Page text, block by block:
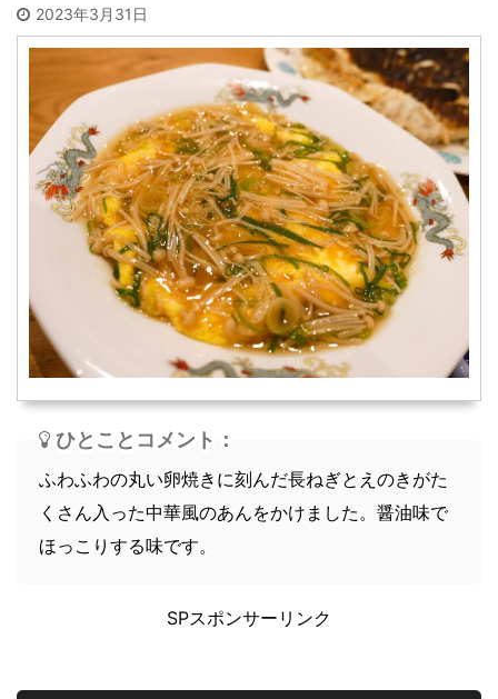
めん類
スイーツ
スープ
軽食
2023年3月31日
ひとことコメント：
ふわふわの丸い卵焼きに刻んだ長ねぎとえのきがた
くさん入った中華風のあんをかけました。醤油味で
ほっこりする味です。
SPスポンサーリンク